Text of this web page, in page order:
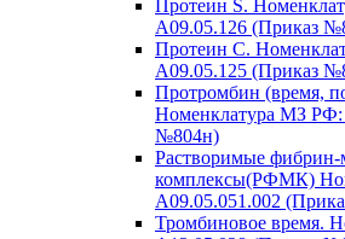
Протеин S.
A09.05.126 (Приказ
Протеин С.
A09.05.125 (Приказ
Протромбин (время,
Номенклатура МЗ РФ:
№804н)
Растворимые
комплексы(РФМК)
A09.05.051.002
Тромбиновое время.